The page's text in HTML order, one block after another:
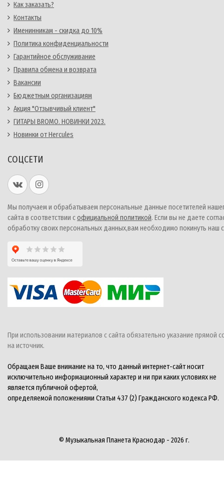
Как заказать?
Контакты
Именинникам - скидка до 10%
Политика конфиденциальности
Гарантийное обслуживание
Правила обмена и возврата
Вакансии
Бюджетным организациям
Акция "Отзывчивый клиент"
ГИТАРЫ BROMO. НОВИНКИ 2023.
Новинки от Hercules
СОЦСЕТИ
Мы получаем и обрабатываем персональные данные посетителей
сайта в соответствии софициальной политикой. Если вы не даете
обработку своих персональных данных,вам необходимо покинуть наш
При использовании материалов с сайта обязательно указание прямой
на источник.
Обращаем Ваше внимание на то, что данный интернет-сайт носит
исключительно информационный характер и ни при каких условиях не
является публичной офертой,
определяемой положениями Статьи 437 (2) Гражданского кодекса РФ.
© Музыкальная Планета Краснодар - 2026 г.